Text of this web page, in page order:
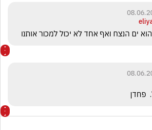
ים הנצח ואף אחד לא יכול למכור אותנו
פחדן